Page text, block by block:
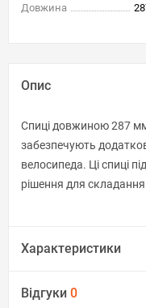
Довжина
Опис
Спиці довжиною 287
забезпечують
велосипеда. Ці спиці
рішення для складання
Характеристики
Відгуки 0